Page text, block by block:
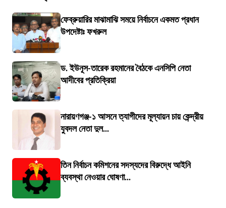
ফেব্রুয়ারির মাঝামাঝি সময়ে নির্বাচনে একমত প্রধান
উপদেষ্টাঃ ফখরুল
ড. ইউনূস-তারেক রহমানের বৈঠকে এনসিপি নেতা
আদীবের প্রতিক্রিয়া
নারায়ণগঞ্জ-১ আসনে ত্যাগীদের মূল্যায়ন চায় কেন্দ্রীয়
যুবদল নেতা দুল...
তিন নির্বাচন কমিশনের সদস্যদের বিরুদ্ধে আইনি
ব্যবস্থা নেওয়ার ঘোষণা...